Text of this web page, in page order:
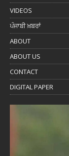
VIDEOS
ਪੰਜਾਬੀ ਖ਼ਬਰਾਂ
ABOUT
ABOUT US
CONTACT
DIGITAL PAPER